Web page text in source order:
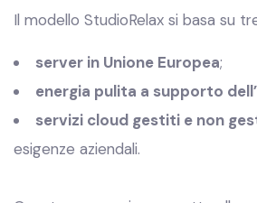
Il modello StudioRelax si basa su
server in Unione Europea;
energia pulita a supporto
servizi cloud gestiti e non
esigenze aziendali.